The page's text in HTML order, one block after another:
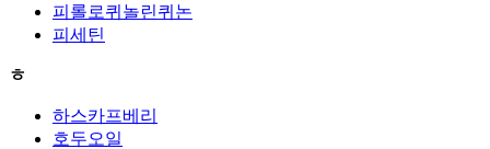
피롤로퀴놀린퀴논
피세틴
ㅎ
하스카프베리
호두오일